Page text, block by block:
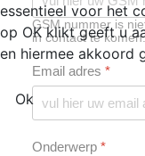
GSM nummer is
in contact te komen.
Email adres *
Onderwerp *
essentieel voor het
op OK klikt geeft u
en hiermee akkoord
Ok